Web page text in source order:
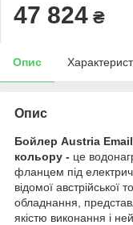
47 824 ₴
Опис
Опис
Бойлер Austria Email
кольору - це
фланцем під
відомої австрійської
обладнання,
якістю виконання і